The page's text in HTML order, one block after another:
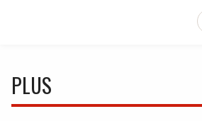
PLUS